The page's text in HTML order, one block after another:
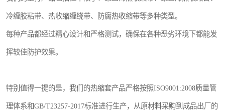
冷缠胶粘带、热收缩缠绕带、防腐热收缩带等多种类型。
每种产品都经过精心设计和严格测试，确保在各种恶劣环境下都能发
挥较佳防护效果。
特别值得一提的是，我们的热缩套产品严格按照ISO9001:2008质量管
理体系和GB/T23257-2017标准进行生产，从原材料采购到成品出厂的